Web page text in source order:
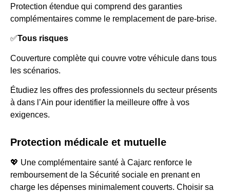
Protection étendue qui comprend des garanties
complémentaires comme le remplacement de pare-brise.
✅Tous risques
Couverture complète qui couvre votre véhicule dans tous
les scénarios.
Étudiez les offres des professionnels du secteur présents
à dans l’Ain pour identifier la meilleure offre à vos
exigences.
Protection médicale et mutuelle
💖 Une complémentaire santé à Cajarc renforce le
remboursement de la Sécurité sociale en prenant en
charge les dépenses minimalement couverts. Choisir sa